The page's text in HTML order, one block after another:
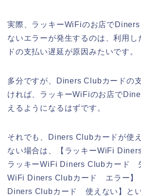
実際、ラッキーWiFiのお店でDiners
ないエラーが発生するのは、利用
ドの支払い遅延が原因みたいです。
多分ですが、Diners Clubカードの
ければ、ラッキーWiFiのお店で
えるようになるはずです。
それでも、Diners Clubカードが使
ない場合は、【ラッキーWiFi
ラッキーWiFi Diners Clubカード
WiFi Diners Clubカード エラー】
Diners Clubカード 使えない】と